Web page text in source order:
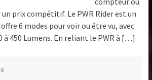
prix compétitif. Le PWR Rider est un
6 modes pour voir ou être vu, avec
à 450 Lumens. En reliant le PWR à […]